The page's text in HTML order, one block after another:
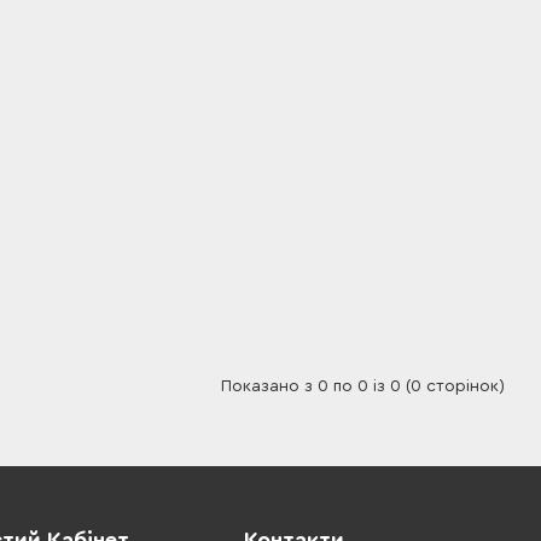
Показано з 0 по 0 із 0 (0 сторінок)